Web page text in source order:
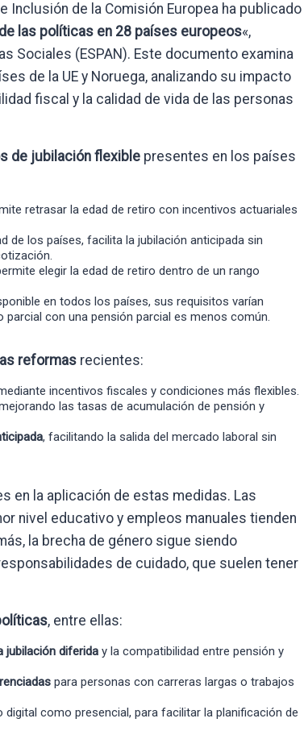
Inclusión de la Comisión Europea ha publicado
las políticas en 28 países europeos«,
Sociales (ESPAN). Este documento examina
de la UE y Noruega, analizando su impacto
fiscal y la calidad de vida de las personas
de jubilación flexible presentes en los países
retrasar la edad de retiro con incentivos actuariales
de los países, facilita la jubilación anticipada sin
elegir la edad de retiro dentro de un rango
en todos los países, sus requisitos varían
con una pensión parcial es menos común.
reformas recientes:
incentivos fiscales y condiciones más flexibles.
las tasas de acumulación de pensión y
, facilitando la salida del mercado laboral sin
en la aplicación de estas medidas. Las
nivel educativo y empleos manuales tienden
la brecha de género sigue siendo
de cuidado, que suelen tener
, entre ellas:
jubilación diferida y la compatibilidad entre pensión y
para personas con carreras largas o trabajos
digital como presencial, para facilitar la planificación de